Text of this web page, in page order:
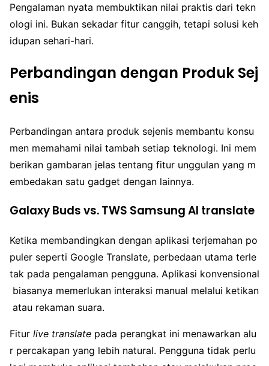
Pengalaman nyata membuktikan nilai praktis dari tekn
ologi ini. Bukan sekadar fitur canggih, tetapi solusi keh
idupan sehari-hari.
Perbandingan dengan Produk Sej
enis
Perbandingan antara produk sejenis membantu konsu
men memahami nilai tambah setiap teknologi. Ini mem
berikan gambaran jelas tentang fitur unggulan yang m
embedakan satu gadget dengan lainnya.
Galaxy Buds vs. TWS Samsung AI translate
Ketika membandingkan dengan aplikasi terjemahan po
puler seperti Google Translate, perbedaan utama terle
tak pada pengalaman pengguna. Aplikasi konvensional
biasanya memerlukan interaksi manual melalui ketikan
atau rekaman suara.
Fitur live translate pada perangkat ini menawarkan alu
r percakapan yang lebih natural. Pengguna tidak perlu